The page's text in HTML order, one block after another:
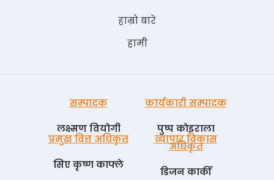
हाम्रो बारे
हामी
सम्पादक
लक्ष्मण वियोगी
कार्यकारी सम्पादक
पुष्प काेइराला
प्रमुख वित्त अधिकृत
सिए कृष्ण काफ्ले
व्यापार विकास
अधिकृत
डिजन कार्की